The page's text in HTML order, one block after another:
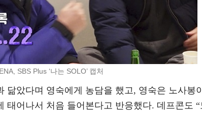
SBS Plus ‘나는 SOLO’ 캡처
닮았다며 영숙에게 농담을 했고, 영숙은 노사봉
태어나서 처음 들어본다고 반응했다. 데프콘도 “